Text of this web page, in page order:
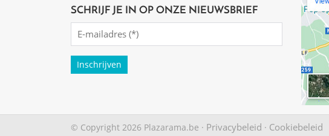
SCHRIJF JE IN OP ONZE NIEUWSBRIEF
Emailadres
© Copyright 2026 Plazarama.be · Privacybeleid · Cookiebeleid